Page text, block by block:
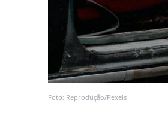
Foto: Reprodução/Pexels